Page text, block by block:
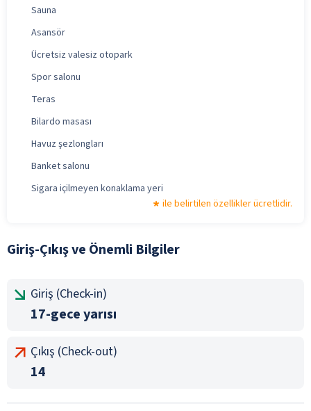
Sauna
Asansör
Ücretsiz valesiz otopark
Spor salonu
Teras
Bilardo masası
Havuz şezlongları
Banket salonu
Sigara içilmeyen konaklama yeri
ile belirtilen özellikler ücretlidir.
Giriş-Çıkış ve Önemli Bilgiler
Giriş (Check-in)
17-gece yarısı
Çıkış (Check-out)
14